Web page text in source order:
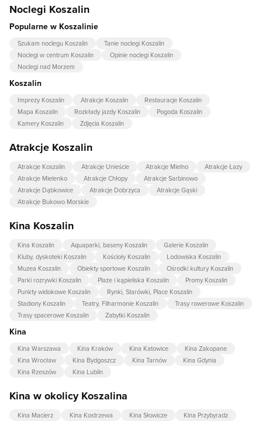
Noclegi Koszalin
Popularne w Koszalinie
Szukam noclegu Koszalin
Tanie noclegi Koszalin
Noclegi w centrum Koszalin
Opinie noclegi Koszalin
Noclegi nad Morzem
Koszalin
Imprezy Koszalin Atrakcje Koszalin
Restauracje Koszalin
Mapa Koszalin
Rozkłady jazdy Koszalin
Pogoda Koszalin
Kamery Koszalin
Zdjęcia Koszalin
Atrakcje Koszalin
Atrakcje Koszalin Atrakcje Unieście Atrakcje Mielno
Atrakcje Łazy
Atrakcje Mielenko
Atrakcje Chłopy
Atrakcje Sarbinowo
Atrakcje Dąbkowice
Atrakcje Dobrzyca
Atrakcje Gąski
Atrakcje Bukowo Morskie
Kina Koszalin
Kina Koszalin Aquaparki, baseny Koszalin
Galerie Koszalin
Kluby, dyskoteki Koszalin
Kościoły Koszalin
Lodowiska Koszalin
Muzea Koszalin
Obiekty sportowe Koszalin
Ośrodki kultury Koszalin
Parki rozrywki Koszalin
Plaże i kąpieliska Koszalin
Promy Koszalin
Punkty widokowe Koszalin
Rynki, Starówki, Place Koszalin
Stadiony Koszalin
Teatry, Filharmonie Koszalin
Trasy rowerowe Koszalin
Trasy spacerowe Koszalin
Zabytki Koszalin
Kina
Kina Warszawa Kina Kraków Kina Katowice
Kina Zakopane
Kina Wrocław
Kina Bydgoszcz Kina Tarnów
Kina Gdynia
Kina Rzeszów
Kina Lublin
Kina w okolicy Koszalina
Kina Macierz Kina Kostrzewa Kina Słowicze Kina Przybyradz